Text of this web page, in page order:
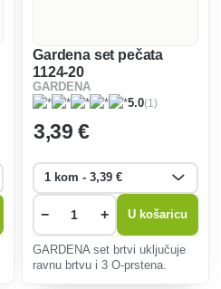
Gardena set pečata
1124-20
GARDENA
5.0(1)
3,39 €
− + U košaricu
GARDENA set brtvi uključuje
ravnu brtvu i 3 O-prstena.